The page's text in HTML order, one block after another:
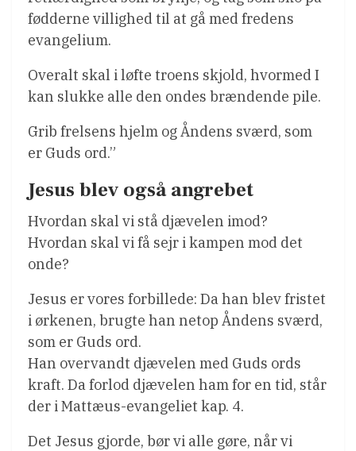
fødderne villighed til at gå med fredens
evangelium.
Overalt skal i løfte troens skjold, hvormed I
kan slukke alle den ondes brændende pile.
Grib frelsens hjelm og Åndens sværd, som
er Guds ord.”
Jesus blev også angrebet
Hvordan skal vi stå djævelen imod?
Hvordan skal vi få sejr i kampen mod det
onde?
Jesus er vores forbillede: Da han blev fristet
i ørkenen, brugte han netop Åndens sværd,
som er Guds ord.
Han overvandt djævelen med Guds ords
kraft. Da forlod djævelen ham for en tid, står
der i Mattæus-evangeliet kap. 4.
Det Jesus gjorde, bør vi alle gøre, når vi